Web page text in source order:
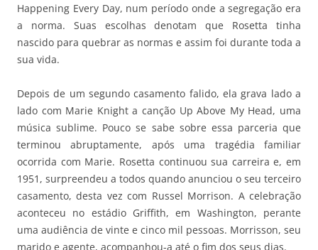
Happening Every Day, num período onde a segregação era
a norma. Suas escolhas denotam que Rosetta tinha
nascido para quebrar as normas e assim foi durante toda a
sua vida.
Depois de um segundo casamento falido, ela grava lado a
lado com Marie Knight a canção Up Above My Head, uma
música sublime. Pouco se sabe sobre essa parceria que
terminou abruptamente, após uma tragédia familiar
ocorrida com Marie. Rosetta continuou sua carreira e, em
1951, surpreendeu a todos quando anunciou o seu terceiro
casamento, desta vez com Russel Morrison. A celebração
aconteceu no estádio Griffith, em Washington, perante
uma audiência de vinte e cinco mil pessoas. Morrisson, seu
marido e agente, acompanhou-a até o fim dos seus dias.